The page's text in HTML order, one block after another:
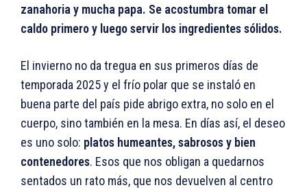
zanahoria y mucha papa. Se acostumbra tomar el
caldo primero y luego servir los ingredientes sólidos.
El invierno no da tregua en sus primeros días de
temporada 2025 y el frío polar que se instaló en
buena parte del país pide abrigo extra, no solo en el
cuerpo, sino también en la mesa. En días así, el deseo
es uno solo: platos humeantes, sabrosos y bien
contenedores. Esos que nos obligan a quedarnos
sentados un rato más, que nos devuelven al centro